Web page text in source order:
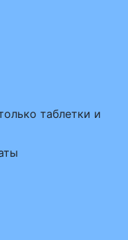
таблетки и